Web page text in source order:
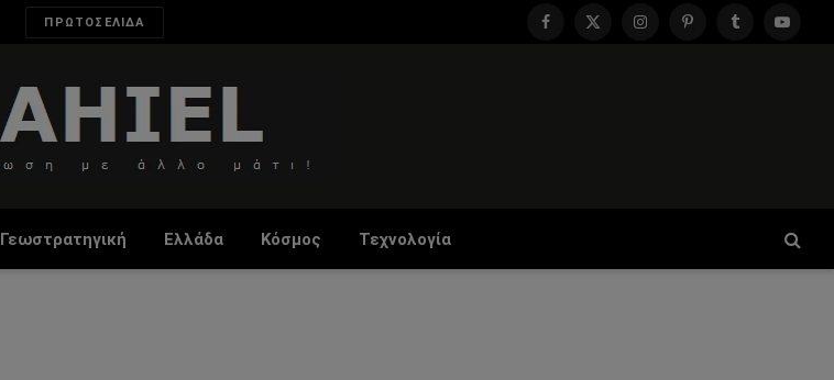
ΠΡΩΤΟΣΕΛΙΔΑ
Facebook
X
InstagramPinterestTumblr
Γεωστρατηγική Ελλάδα Κόσμος Τεχνολογία